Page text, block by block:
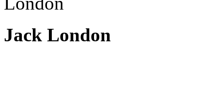
Jack London